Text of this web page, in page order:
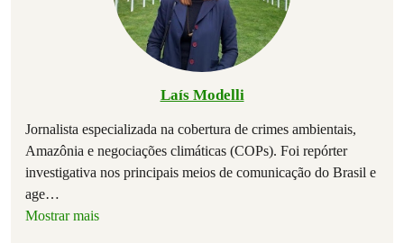
Laís Modelli
Jornalista especializada na cobertura de crimes ambientais,
Amazônia e negociações climáticas (COPs). Foi repórter
investigativa nos principais meios de comunicação do Brasil e
age…
Mostrar mais